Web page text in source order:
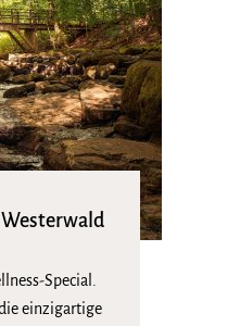
Special.
einzigartige